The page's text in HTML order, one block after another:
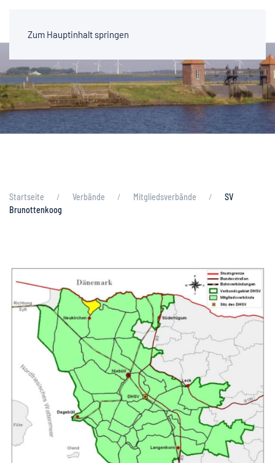
Zum Hauptinhalt springen
Startseite Verbände Mitgliedsverbände
SV
Brunottenkoog